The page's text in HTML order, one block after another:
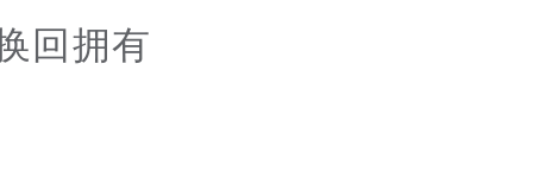
回拥有